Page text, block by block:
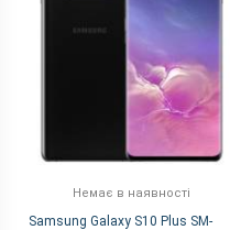
Немає в наявності
Samsung Galaxy S10 Plus SM-